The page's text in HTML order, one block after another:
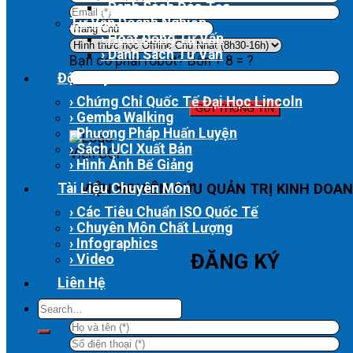
Bạn có phải robot? Bốn + 8 = ?
VIỆN NGHIÊN CỨU QUẢN TRỊ KINH
ĐĂNG KÝ
› Danh Sách Đào Tạo
Tư Vấn Doanh Nghiệp
› Hoạt Động Tư Vấn
› Danh Sách Tư Vấn
Độc Quyền UCI
› Chứng Chỉ Quốc Tế Đại Học Lincoln
› Gemba Walking
› Phương Pháp Huấn Luyện
› Sách UCI Xuất Bản
› Hình Ảnh Bế Giảng
Tài Liệu Chuyên Môn
› Các Tiêu Chuẩn ISO Quốc Tế
› Chuyên Môn Chất Lượng
› Infographics
› Video
Liên Hệ